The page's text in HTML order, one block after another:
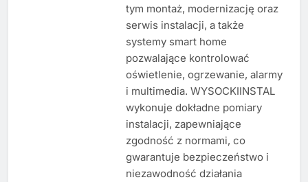
tym montaż, modernizację oraz
serwis instalacji, a także
systemy smart home
pozwalające kontrolować
oświetlenie, ogrzewanie, alarmy
i multimedia. WYSOCKIINSTAL
wykonuje dokładne pomiary
instalacji, zapewniające
zgodność z normami, co
gwarantuje bezpieczeństwo i
niezawodność działania